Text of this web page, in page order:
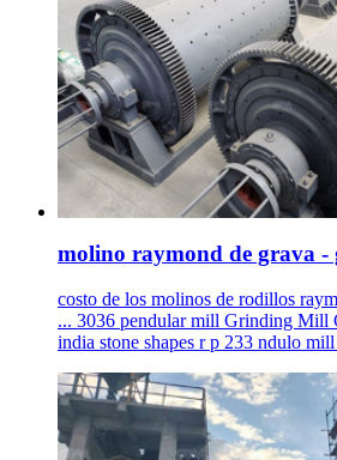
molino raymond de grava -
costo de los molinos de rodillos
... 3036 pendular mill Grinding Mill
india stone shapes r p 233 ndulo